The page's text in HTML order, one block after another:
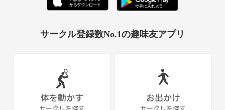
しっかり睡眠を取りたい人！
yukaにしごかれたい人！
【希望の方には無料体組成カウンセリングや食事栄養講座があります】
【運営側で指導する人も探しています！】
サークル登録数No.1の趣味友アプリ
体を動かす お出かけ